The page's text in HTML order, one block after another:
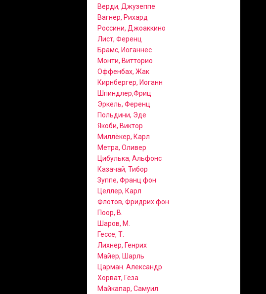
Верди, Джузеппе
Вагнер, Рихард
Россини, Джоаккино
Лист, Ференц
Брамс, Иоганнес
Монти, Витторио
Оффенбах, Жак
Кирнбергер, Иоганн
Шпиндлер,Фриц
Эркель, Ференц
Польдини, Эде
Якоби, Виктор
Миллёкер, Карл
Метра, Оливер
Цибулька, Альфонс
Казачай, Тибор
Зуппе, Франц фон
Целлер, Карл
Флотов, Фридрих фон
Поор, В.
Шаров, М.
Гессе, Т.
Лихнер, Генрих
Майер, Шарль
Царман. Александр
Хорват, Геза
Майкапар, Самуил